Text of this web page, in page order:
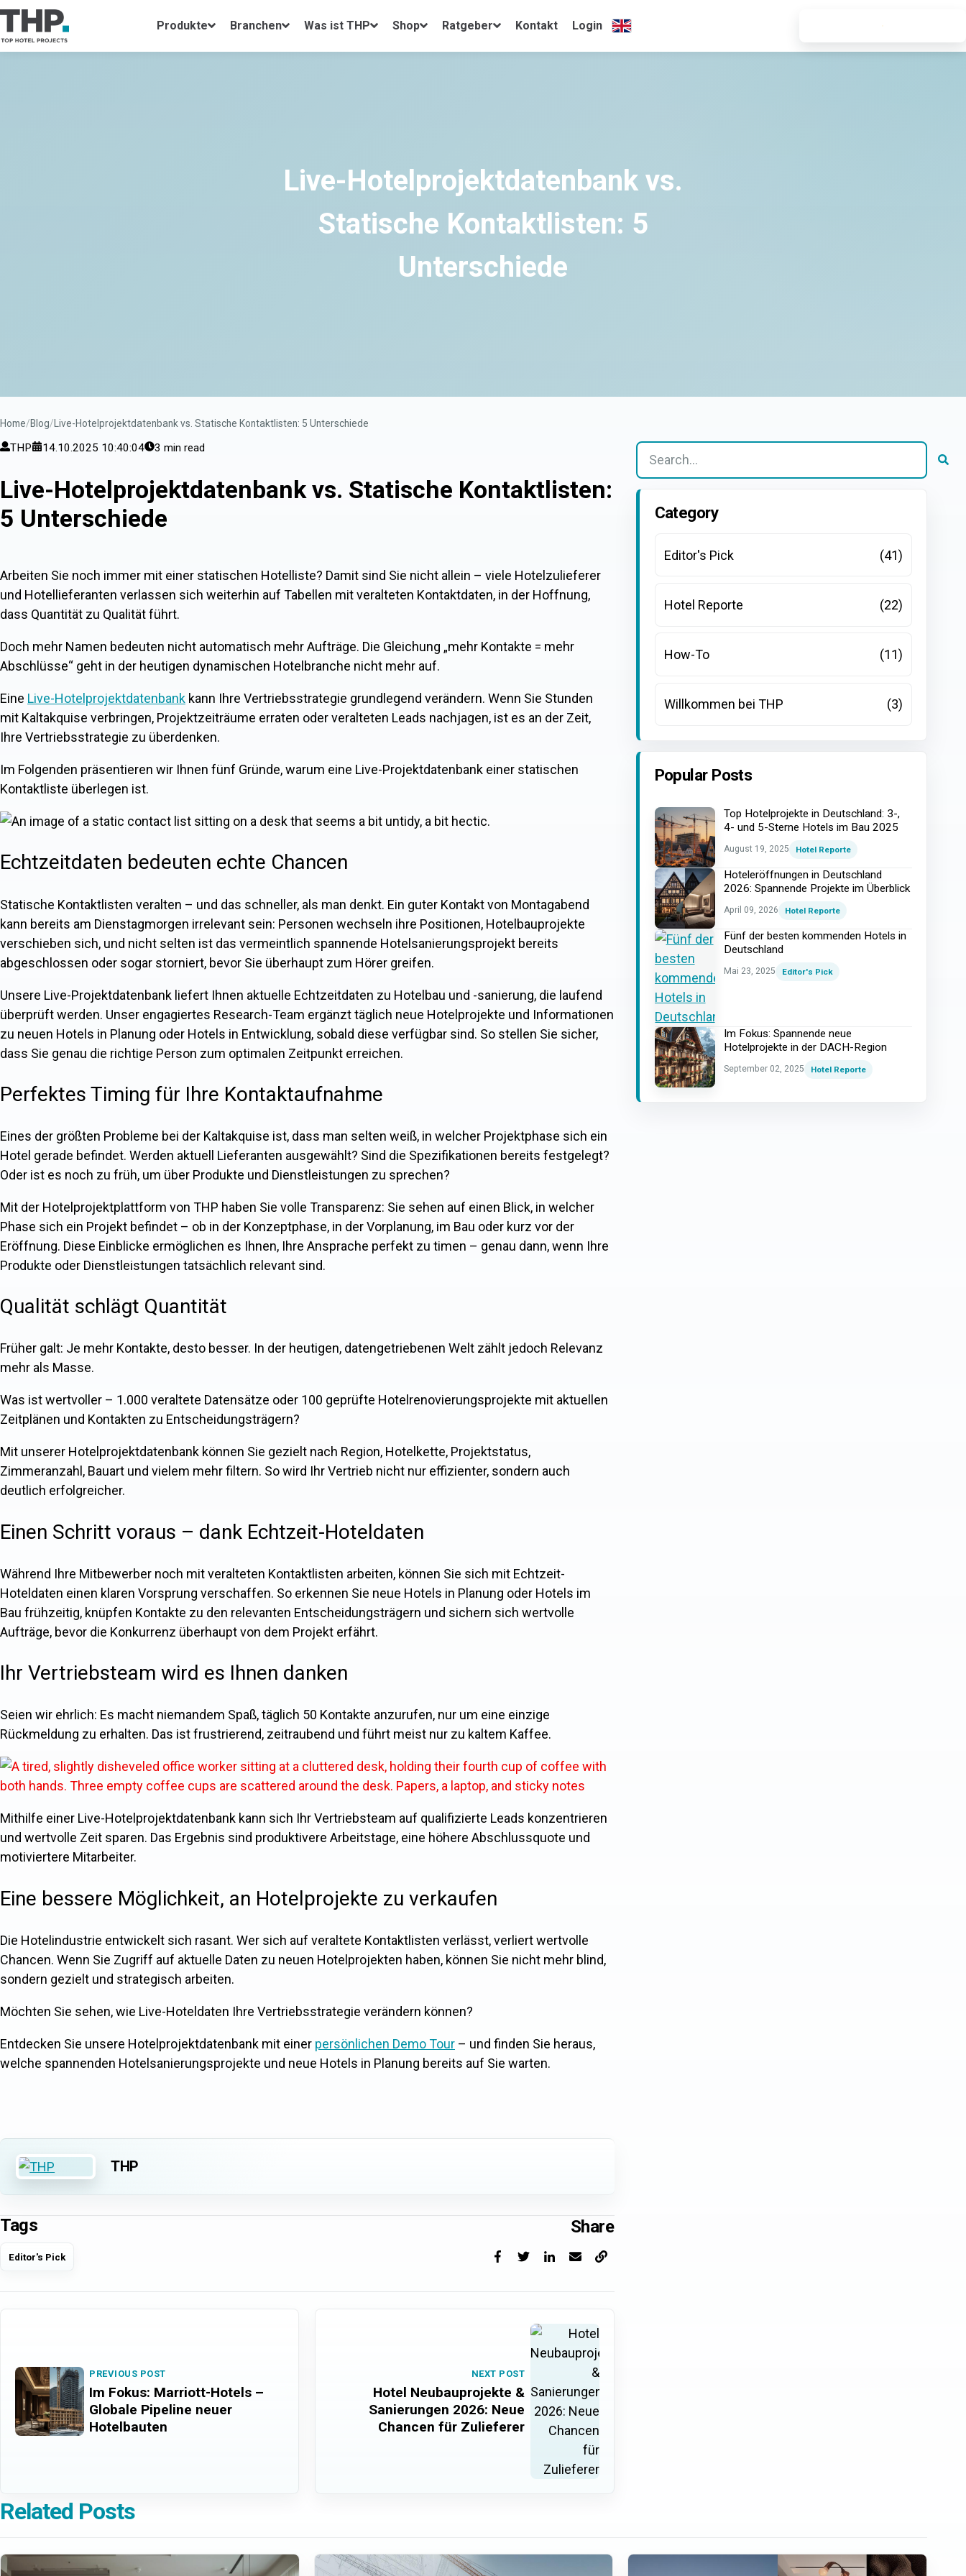
Produkte Branchen Was ist THP Shop Ratgeber Kontakt Login
English
Live-Hotelprojektdatenbank vs.
Statische Kontaktlisten: 5
Unterschiede
Home Blog Live-Hotelprojektdatenbank vs. Statische Kontaktlisten: 5 Unterschiede
THP 14.10.2025 10:40:04 3 min read
Live-Hotelprojektdatenbank vs. Statische Kontaktlisten:
5 Unterschiede
Arbeiten Sie noch immer mit einer statischen Hotelliste? Damit sind Sie nicht allein – viele Hotelzulieferer
und Hotellieferanten verlassen sich weiterhin auf Tabellen mit veralteten Kontaktdaten, in der Hoffnung,
dass Quantität zu Qualität führt.
Doch mehr Namen bedeuten nicht automatisch mehr Aufträge. Die Gleichung „mehr Kontakte = mehr
Abschlüsse“ geht in der heutigen dynamischen Hotelbranche nicht mehr auf.
Eine Live-Hotelprojektdatenbank kann Ihre Vertriebsstrategie grundlegend verändern. Wenn Sie Stunden
mit Kaltakquise verbringen, Projektzeiträume erraten oder veralteten Leads nachjagen, ist es an der Zeit,
Ihre Vertriebsstrategie zu überdenken.
Im Folgenden präsentieren wir Ihnen fünf Gründe, warum eine Live-Projektdatenbank einer statischen
Kontaktliste überlegen ist.
Echtzeitdaten bedeuten echte Chancen
Statische Kontaktlisten veralten – und das schneller, als man denkt. Ein guter Kontakt von Montagabend
kann bereits am Dienstagmorgen irrelevant sein: Personen wechseln ihre Positionen, Hotelbauprojekte
verschieben sich, und nicht selten ist das vermeintlich spannende Hotelsanierungsprojekt bereits
abgeschlossen oder sogar storniert, bevor Sie überhaupt zum Hörer greifen.
Unsere Live-Projektdatenbank liefert Ihnen aktuelle Echtzeitdaten zu Hotelbau und -sanierung, die laufend
überprüft werden. Unser engagiertes Research-Team ergänzt täglich neue Hotelprojekte und Informationen
zu neuen Hotels in Planung oder Hotels in Entwicklung, sobald diese verfügbar sind. So stellen Sie sicher,
dass Sie genau die richtige Person zum optimalen Zeitpunkt erreichen.
Perfektes Timing für Ihre Kontaktaufnahme
Eines der größten Probleme bei der Kaltakquise ist, dass man selten weiß, in welcher Projektphase sich ein
Hotel gerade befindet. Werden aktuell Lieferanten ausgewählt? Sind die Spezifikationen bereits festgelegt?
Oder ist es noch zu früh, um über Produkte und Dienstleistungen zu sprechen?
Mit der Hotelprojektplattform von THP haben Sie volle Transparenz: Sie sehen auf einen Blick, in welcher
Phase sich ein Projekt befindet – ob in der Konzeptphase, in der Vorplanung, im Bau oder kurz vor der
Eröffnung. Diese Einblicke ermöglichen es Ihnen, Ihre Ansprache perfekt zu timen – genau dann, wenn Ihre
Produkte oder Dienstleistungen tatsächlich relevant sind.
Qualität schlägt Quantität
Früher galt: Je mehr Kontakte, desto besser. In der heutigen, datengetriebenen Welt zählt jedoch Relevanz
mehr als Masse.
Was ist wertvoller – 1.000 veraltete Datensätze oder 100 geprüfte Hotelrenovierungsprojekte mit aktuellen
Zeitplänen und Kontakten zu Entscheidungsträgern?
Mit unserer Hotelprojektdatenbank können Sie gezielt nach Region, Hotelkette, Projektstatus,
Zimmeranzahl, Bauart und vielem mehr filtern. So wird Ihr Vertrieb nicht nur effizienter, sondern auch
deutlich erfolgreicher.
Einen Schritt voraus – dank Echtzeit-Hoteldaten
Während Ihre Mitbewerber noch mit veralteten Kontaktlisten arbeiten, können Sie sich mit Echtzeit-
Hoteldaten einen klaren Vorsprung verschaffen. So erkennen Sie neue Hotels in Planung oder Hotels im
Bau frühzeitig, knüpfen Kontakte zu den relevanten Entscheidungsträgern und sichern sich wertvolle
Aufträge, bevor die Konkurrenz überhaupt von dem Projekt erfährt.
Ihr Vertriebsteam wird es Ihnen danken
Seien wir ehrlich: Es macht niemandem Spaß, täglich 50 Kontakte anzurufen, nur um eine einzige
Rückmeldung zu erhalten. Das ist frustrierend, zeitraubend und führt meist nur zu kaltem Kaffee.
Mithilfe einer Live-Hotelprojektdatenbank kann sich Ihr Vertriebsteam auf qualifizierte Leads konzentrieren
und wertvolle Zeit sparen. Das Ergebnis sind produktivere Arbeitstage, eine höhere Abschlussquote und
motiviertere Mitarbeiter.
Eine bessere Möglichkeit, an Hotelprojekte zu verkaufen
Die Hotelindustrie entwickelt sich rasant. Wer sich auf veraltete Kontaktlisten verlässt, verliert wertvolle
Chancen. Wenn Sie Zugriff auf aktuelle Daten zu neuen Hotelprojekten haben, können Sie nicht mehr blind,
sondern gezielt und strategisch arbeiten.
Möchten Sie sehen, wie Live-Hoteldaten Ihre Vertriebsstrategie verändern können?
Entdecken Sie unsere Hotelprojektdatenbank mit einer persönlichen Demo Tour – und finden Sie heraus,
welche spannenden Hotelsanierungsprojekte und neue Hotels in Planung bereits auf Sie warten.
THP
Tags
Editor's Pick
Share
Facebook
X LinkedInEmailCopy link
PREVIOUS POST
Im Fokus: Marriott-Hotels –
Globale Pipeline neuer
Hotelbauten
NEXT POST
Hotel Neubauprojekte &
Sanierungen 2026: Neue
Chancen für Zulieferer
Es gibt keine Vorschläge, da das Suchfeld leer ist.
Category
Editor's Pick (41)
Hotel Reporte (22)
How-To (11)
Willkommen bei THP (3)
Popular Posts
Top Hotelprojekte in Deutschland: 3-,
4- und 5-Sterne Hotels im Bau 2025
August 19, 2025 Hotel Reporte
Hoteleröffnungen in Deutschland
2026: Spannende Projekte im Überblick
April 09, 2026 Hotel Reporte
Fünf der besten kommenden Hotels in
Deutschland
Mai 23, 2025 Editor's Pick
Im Fokus: Spannende neue
Hotelprojekte in der DACH-Region
September 02, 2025 Hotel Reporte
Related Posts